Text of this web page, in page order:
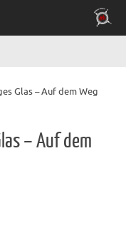
Glas – Auf dem Weg
– Auf dem